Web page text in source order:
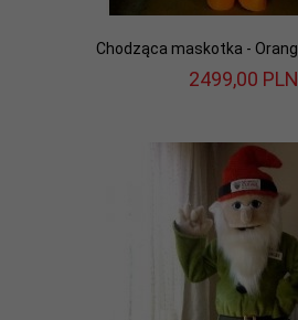
Chodząca maskotka -
2499,00 PLN